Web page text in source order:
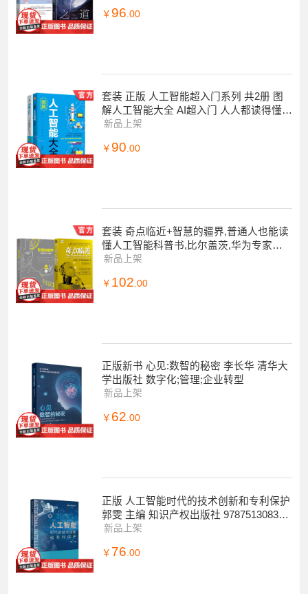
￥ 96 .00
套装 正版 人工智能超入门系列 共2册 图
解人工智能大全 AI超入门 人人都读得懂的
人工智能
新品上架
￥ 90.00
套装 奇点临近+智慧的疆界,普通人也能读
懂人工智能科普书,比尔盖茨,华为专家撰
写(套装共2册)
新品上架
￥ 102 .00
正版新书 心见:数智的秘密 李长华 清华大
学出版社 数字化;管理;企业转型
新品上架
￥ 62.00
正版 人工智能时代的技术创新和专利保护
郭雯 主编 知识产权出版社 978751308388
1
新品上架
￥ 76 .00